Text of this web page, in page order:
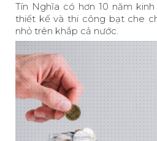
Tín Nghĩa có hơn 10 năm
thiết kế và thi công bạt che
nhỏ trên khắp cả nước.